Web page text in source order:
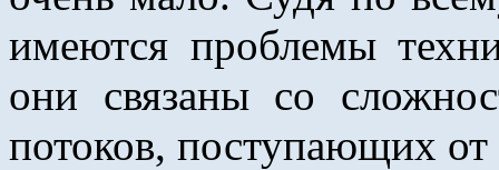
имеются проблемы
они связаны со
потоков, поступающих от